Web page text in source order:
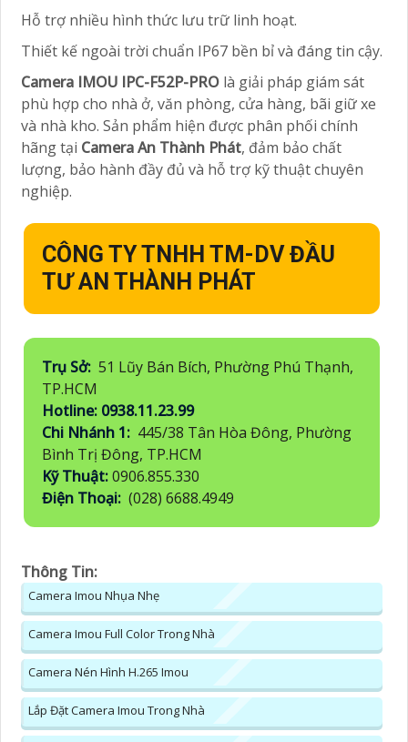
Hỗ trợ nhiều hình thức lưu trữ linh hoạt.
Thiết kế ngoài trời chuẩn IP67 bền bỉ và đáng tin cậy.
Camera IMOU IPC-F52P-PRO là giải pháp giám sát
phù hợp cho nhà ở, văn phòng, cửa hàng, bãi giữ xe
và nhà kho. Sản phẩm hiện được phân phối chính
hãng tại Camera An Thành Phát, đảm bảo chất
lượng, bảo hành đầy đủ và hỗ trợ kỹ thuật chuyên
nghiệp.
CÔNG TY TNHH TM-DV ĐẦU
TƯ AN THÀNH PHÁT
Trụ Sở: 51 Lũy Bán Bích, Phường Phú Thạnh,
TP.HCM
Hotline: 0938.11.23.99
Chi Nhánh 1: 445/38 Tân Hòa Đông, Phường
Bình Trị Đông, TP.HCM
Kỹ Thuật:0906.855.330
Điện Thoại: (028) 6688.4949
Thông Tin:
Camera Imou Nhụa Nhẹ
Camera Imou Full Color Trong Nhà
Camera Nén Hình H.265 Imou
Lắp Đặt Camera Imou Trong Nhà